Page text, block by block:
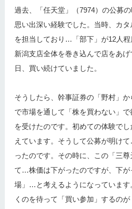
過去、「任天堂」（7974）の公募の
思い出深い経験でした。当時、カ
を担当しており…「部下」が12人
新潟支店全体を巻き込んで店をあ
日、買い続けていました。
そうしたら、幹事証券の「野村」
で市場を通して「株を買わない」で
を受けたのです。初めての体験で
えています。そうして公募が明け
ったのです。その時に、この「三
て…株価は下がったのですが、下が
場」…と考えるようになっています
くのを待って「買い参加」するの